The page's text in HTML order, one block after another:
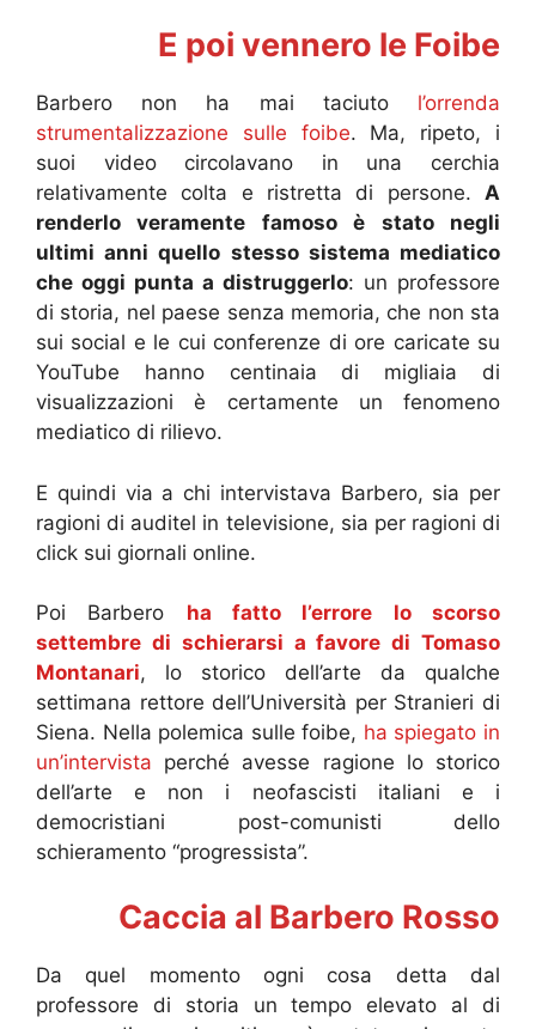
E poi vennero le Foibe
Barbero non ha mai taciuto l’orrenda
strumentalizzazione sulle foibe. Ma, ripeto, i
suoi video circolavano in una cerchia
relativamente colta e ristretta di persone. A
renderlo veramente famoso è stato negli
ultimi anni quello stesso sistema mediatico
che oggi punta a distruggerlo: un professore
di storia, nel paese senza memoria, che non sta
sui social e le cui conferenze di ore caricate su
YouTube hanno centinaia di migliaia di
visualizzazioni è certamente un fenomeno
mediatico di rilievo.
E quindi via a chi intervistava Barbero, sia per
ragioni di auditel in televisione, sia per ragioni di
click sui giornali online.
Poi Barbero ha fatto l’errore lo scorso
settembre di schierarsi a favore di Tomaso
Montanari, lo storico dell’arte da qualche
settimana rettore dell’Università per Stranieri di
Siena. Nella polemica sulle foibe, ha spiegato in
un’intervista perché avesse ragione lo storico
dell’arte e non i neofascisti italiani e i
democristiani post-comunisti dello
schieramento “progressista”.
Caccia al Barbero Rosso
Da quel momento ogni cosa detta dal
professore di storia un tempo elevato al di